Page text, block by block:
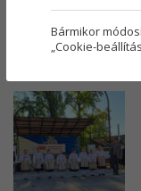
2025.10.17. -
Bármikor
„Cookie-